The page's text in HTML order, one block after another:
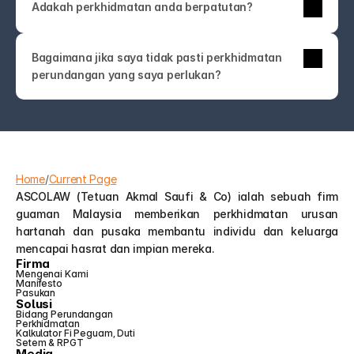
anda lebih suka bertemu secara peribadi.
Adakah perkhidmatan anda berpatutan?
perkhidmatan sekali sahaja pun direka untuk jelas
anda bayar.
Bagaimana jika saya tidak pasti perkhidmatan
perundangan yang saya perlukan?
undang-undang! Hubungi kami sahaja. Pasukan
ASCOLAW akan membimbing anda ke
Home/Current Page
ASCOLAW (Tetuan Akmal Saufi & Co) ialah sebuah firm
guaman Malaysia memberikan perkhidmatan urusan
hartanah dan pusaka membantu individu dan keluarga
mencapai hasrat dan impian mereka.
Firma
Mengenai Kami
Manifesto
Pasukan
Solusi
Bidang Perundangan
Perkhidmatan
Kalkulator Fi Peguam, Duti
Setem & RPGT